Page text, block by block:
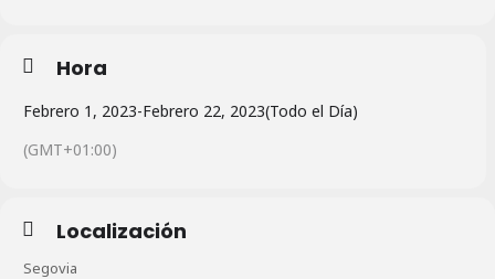
Hora
Febrero 1, 2023-Febrero 22, 2023(Todo el Día)
(GMT+01:00)
Localización
Segovia